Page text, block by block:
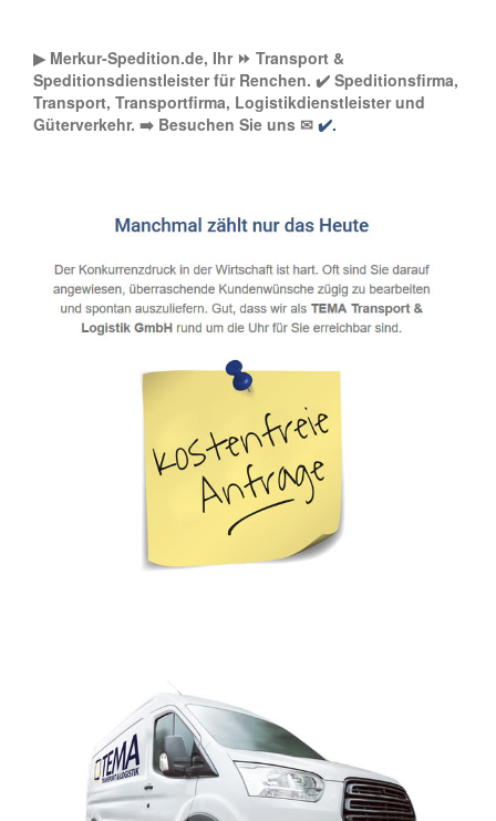
▶︎ Merkur-Spedition.de, Ihr ⏩ Transport &
Speditionsdienstleister für Renchen. ✔️ Speditionsfirma,
Transport, Transportfirma, Logistikdienstleister und
Güterverkehr. ➡️ Besuchen Sie uns ✉ ✔️.